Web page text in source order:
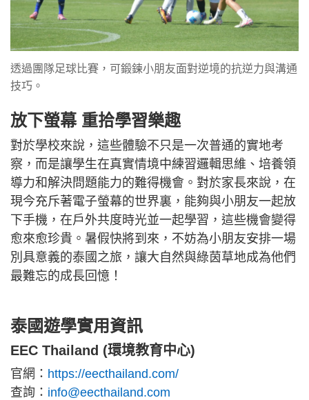
透過團隊足球比賽，可鍛鍊小朋友面對逆境的抗逆力與溝通
技巧。
放下螢幕 重拾學習樂趣
對於學校來說，這些體驗不只是一次普通的實地考
察，而是讓學生在真實情境中練習邏輯思維、培養領
導力和解決問題能力的難得機會。對於家長來說，在
現今充斥著電子螢幕的世界裏，能夠與小朋友一起放
下手機，在戶外共度時光並一起學習，這些機會變得
愈來愈珍貴。暑假快將到來，不妨為小朋友安排一場
別具意義的泰國之旅，讓大自然與綠茵草地成為他們
最難忘的成長回憶！
泰國遊學實用資訊
EEC Thailand (環境教育中心)
官網： https://eecthailand.com/
查詢： info@eecthailand.com